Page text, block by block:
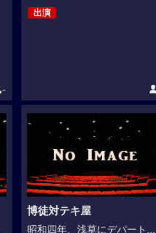
-
出演
博徒対テキ屋
昭和四年、浅草にデパート...